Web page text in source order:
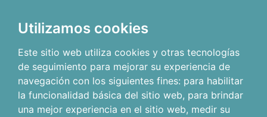
Utilizamos cookies
Este sitio web utiliza cookies y otras tecnologías
de seguimiento para mejorar su experiencia de
navegación con los siguientes fines: para habilitar
la funcionalidad básica del sitio web, para brindar
una mejor experiencia en el sitio web, medir su